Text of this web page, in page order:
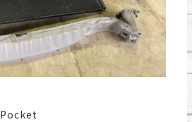
Pocket